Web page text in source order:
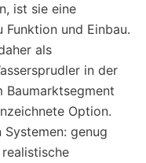
ist sie eine
und Einbau.
als
in der
Baumarktsegment
Option.
genug